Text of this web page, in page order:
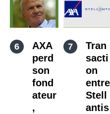
AXA
perd
son
fond
ateur
,
Tran
sacti
on
entre
Stell
antis